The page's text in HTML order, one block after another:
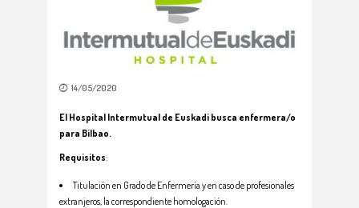
14/05/2020
El Hospital Intermutual de Euskadi busca enfermera/o
para Bilbao.
Requisitos:
Titulación en Grado de Enfermería y en caso de profesionales
extranjeros, la correspondiente homologación.